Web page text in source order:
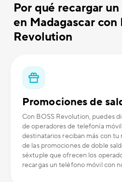
Por qué recargar
en Madagascar con
Revolution
Promociones de
Con BOSS Revolution, puedes
de operadores de telefonía
destinatarios reciban más con
de las promociones de doble
séxtuple que ofrecen los
recargas un teléfono móvil con